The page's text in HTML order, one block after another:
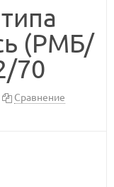
(РМБ/
70
Сравнение